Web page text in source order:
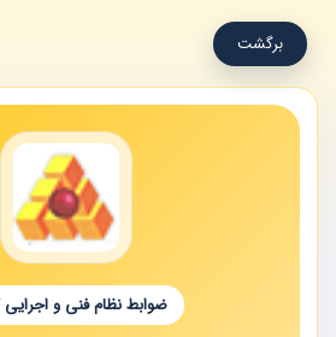
برگشت
ضوابط نظام فنی و